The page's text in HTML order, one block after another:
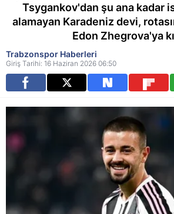
Tsygankov'dan şu ana kadar
alamayan Karadeniz devi,
Edon Zhegrova'ya
Trabzonspor Haberleri
Giriş Tarihi: 16 Haziran 2026 06:50